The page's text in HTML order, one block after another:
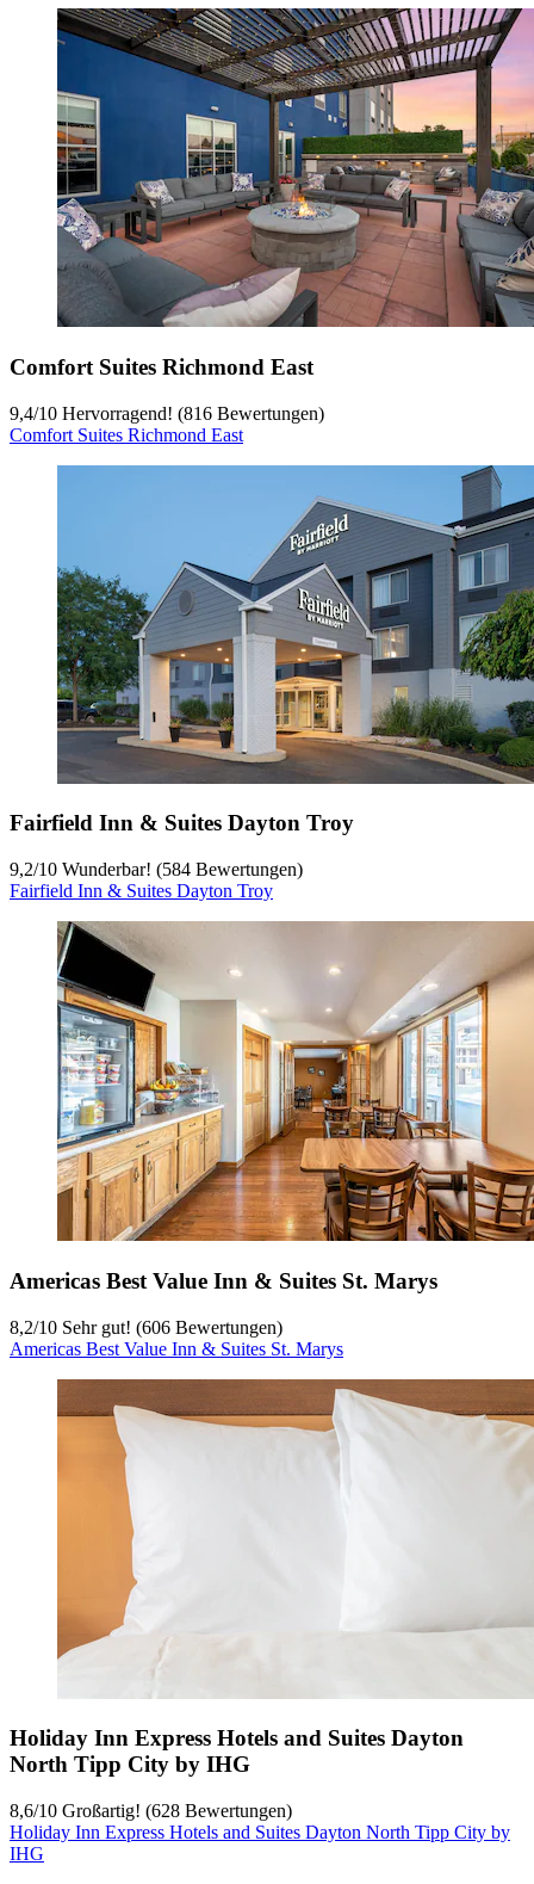
Comfort Suites Richmond East
9,4/10 Hervorragend! (816 Bewertungen)
Comfort Suites Richmond East
Fairfield Inn & Suites Dayton Troy
9,2/10 Wunderbar! (584 Bewertungen)
Fairfield Inn & Suites Dayton Troy
Americas Best Value Inn & Suites St. Marys
8,2/10 Sehr gut! (606 Bewertungen)
Americas Best Value Inn & Suites St. Marys
Holiday Inn Express Hotels and Suites Dayton
North Tipp City by IHG
8,6/10 Großartig! (628 Bewertungen)
Holiday Inn Express Hotels and Suites Dayton North Tipp City by
IHG